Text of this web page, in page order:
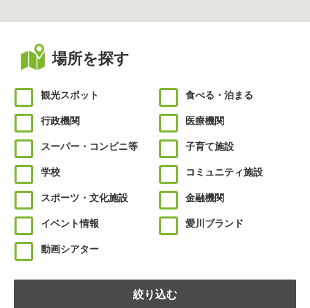
場所を探す
観光スポット 食べる・泊まる
行政機関 医療機関
スーパー・コンビニ等 子育て施設
学校 コミュニティ施設
スポーツ・文化施設 金融機関
イベント情報 愛川ブランド
動画シアター